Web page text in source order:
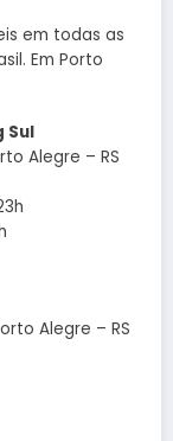
em todas as
Em Porto
Sul
Alegre – RS
Alegre – RS